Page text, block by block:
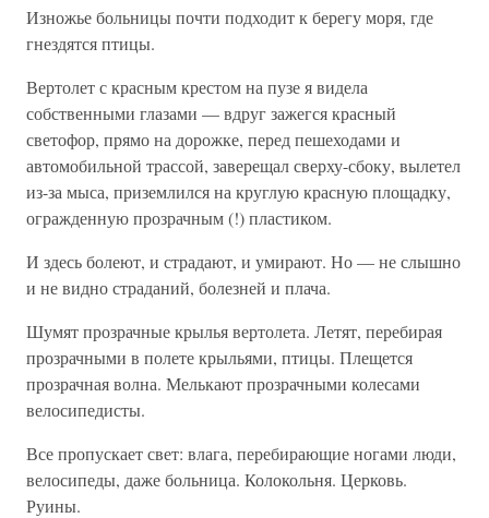
Изножье больницы почти подходит к берегу моря, где
гнездятся птицы.
Вертолет с красным крестом на пузе я видела
собственными глазами — вдруг зажегся красный
светофор, прямо на дорожке, перед пешеходами и
автомобильной трассой, заверещал сверху-сбоку, вылетел
из-за мыса, приземлился на круглую красную площадку,
огражденную прозрачным (!) пластиком.
И здесь болеют, и страдают, и умирают. Но — не слышно
и не видно страданий, болезней и плача.
Шумят прозрачные крылья вертолета. Летят, перебирая
прозрачными в полете крыльями, птицы. Плещется
прозрачная волна. Мелькают прозрачными колесами
велосипедисты.
Все пропускает свет: влага, перебирающие ногами люди,
велосипеды, даже больница. Колокольня. Церковь.
Руины.